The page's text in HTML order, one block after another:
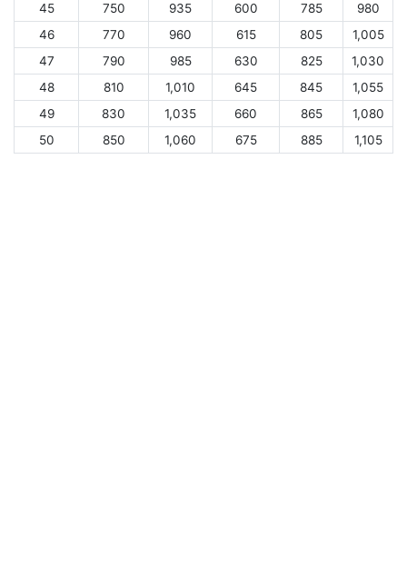
45
750 935 600 785
980
46
770 960 615 805
1,005
47
790 985 630 825
1,030
48
810 1,010 645 845
1,055
49
830 1,035 660 865
1,080
50
850 1,060 675 885 1,105